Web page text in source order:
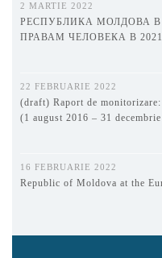
2 MARTIE 2022
РЕСПУБЛИКА МОЛДОВА
ПРАВАМ ЧЕЛОВЕКА В
22 FEBRUARIE 2022
(draft) Raport de
(1 august 2016 – 31
16 FEBRUARIE 2022
Republic of Moldova at the